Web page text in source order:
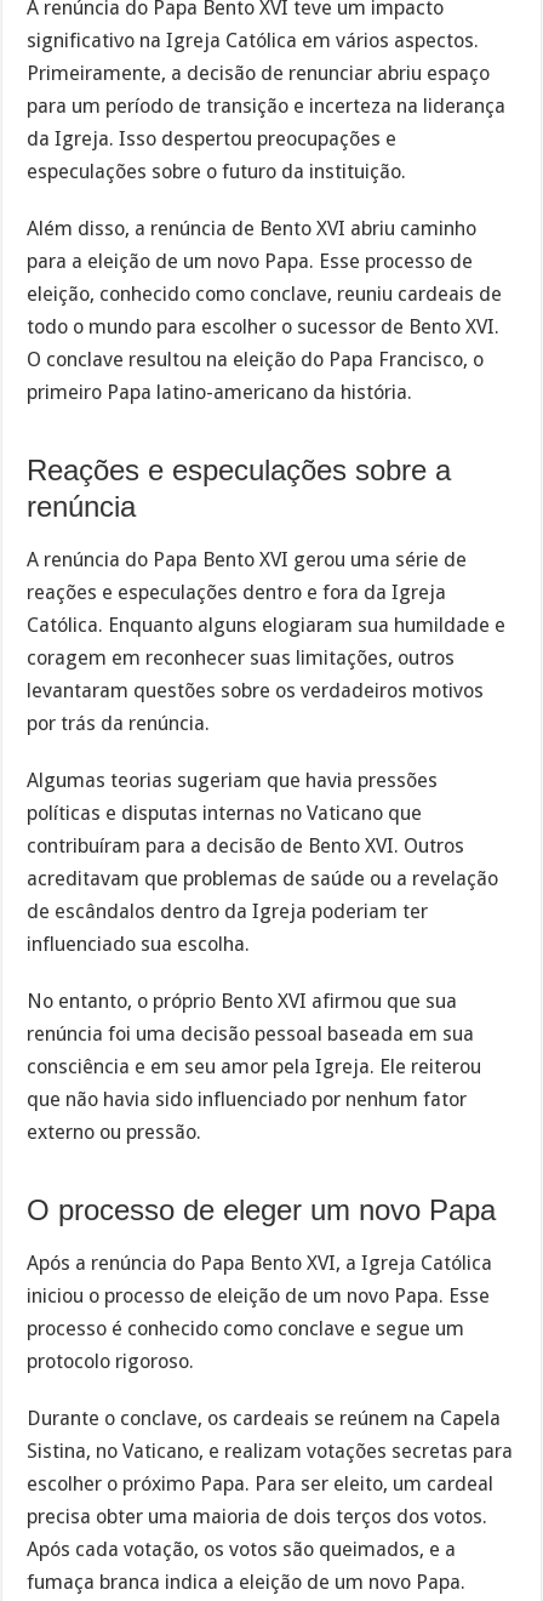
A renúncia do Papa Bento XVI teve um impacto
significativo na Igreja Católica em vários aspectos.
Primeiramente, a decisão de renunciar abriu espaço
para um período de transição e incerteza na liderança
da Igreja. Isso despertou preocupações e
especulações sobre o futuro da instituição.
Além disso, a renúncia de Bento XVI abriu caminho
para a eleição de um novo Papa. Esse processo de
eleição, conhecido como conclave, reuniu cardeais de
todo o mundo para escolher o sucessor de Bento XVI.
O conclave resultou na eleição do Papa Francisco, o
primeiro Papa latino-americano da história.
Reações e especulações sobre a
renúncia
A renúncia do Papa Bento XVI gerou uma série de
reações e especulações dentro e fora da Igreja
Católica. Enquanto alguns elogiaram sua humildade e
coragem em reconhecer suas limitações, outros
levantaram questões sobre os verdadeiros motivos
por trás da renúncia.
Algumas teorias sugeriam que havia pressões
políticas e disputas internas no Vaticano que
contribuíram para a decisão de Bento XVI. Outros
acreditavam que problemas de saúde ou a revelação
de escândalos dentro da Igreja poderiam ter
influenciado sua escolha.
No entanto, o próprio Bento XVI afirmou que sua
renúncia foi uma decisão pessoal baseada em sua
consciência e em seu amor pela Igreja. Ele reiterou
que não havia sido influenciado por nenhum fator
externo ou pressão.
O processo de eleger um novo Papa
Após a renúncia do Papa Bento XVI, a Igreja Católica
iniciou o processo de eleição de um novo Papa. Esse
processo é conhecido como conclave e segue um
protocolo rigoroso.
Durante o conclave, os cardeais se reúnem na Capela
Sistina, no Vaticano, e realizam votações secretas para
escolher o próximo Papa. Para ser eleito, um cardeal
precisa obter uma maioria de dois terços dos votos.
Após cada votação, os votos são queimados, e a
fumaça branca indica a eleição de um novo Papa.